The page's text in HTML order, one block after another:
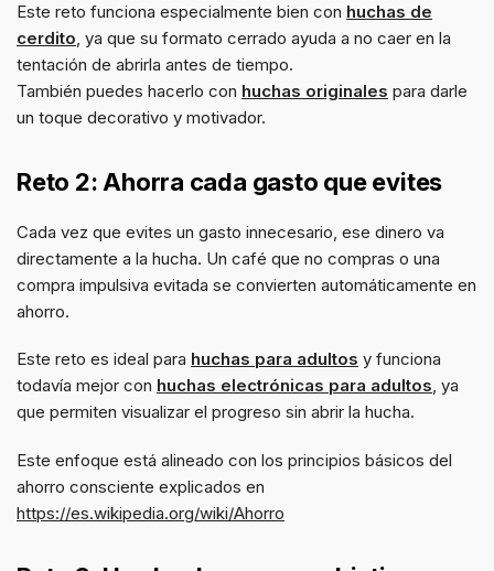
Este reto funciona especialmente bien con huchas de
cerdito, ya que su formato cerrado ayuda a no caer en la
tentación de abrirla antes de tiempo.
También puedes hacerlo con huchas originales para darle
un toque decorativo y motivador.
Reto 2: Ahorra cada gasto que evites
Cada vez que evites un gasto innecesario, ese dinero va
directamente a la hucha. Un café que no compras o una
compra impulsiva evitada se convierten automáticamente en
ahorro.
Este reto es ideal para huchas para adultos y funciona
todavía mejor con huchas electrónicas para adultos, ya
que permiten visualizar el progreso sin abrir la hucha.
Este enfoque está alineado con los principios básicos del
ahorro consciente explicados en
https://es.wikipedia.org/wiki/Ahorro